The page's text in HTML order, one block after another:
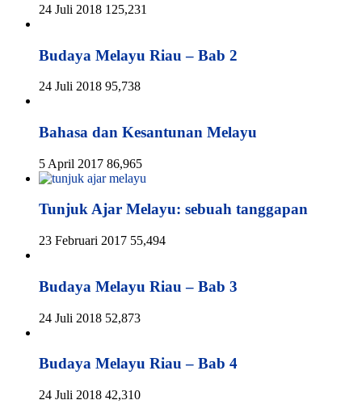
24 Juli 2018 125,231
Budaya Melayu Riau – Bab 2
24 Juli 2018 95,738
Bahasa dan Kesantunan Melayu
5 April 2017 86,965
Tunjuk Ajar Melayu: sebuah tanggapan
23 Februari 2017 55,494
Budaya Melayu Riau – Bab 3
24 Juli 2018 52,873
Budaya Melayu Riau – Bab 4
24 Juli 2018 42,310